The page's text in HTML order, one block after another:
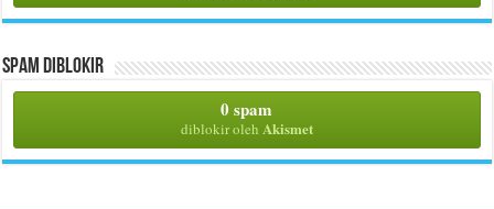
Spam Diblokir
0 spam
diblokir oleh Akismet